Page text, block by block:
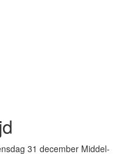
31 december Middel-